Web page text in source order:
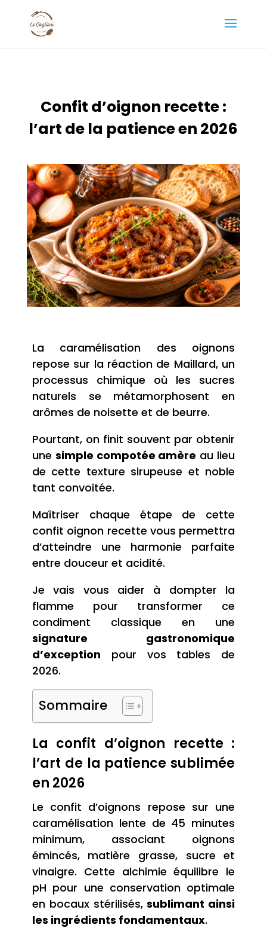
Confit d’oignon recette :
l’art de la patience en 2026
La caramélisation des oignons
repose sur la réaction de Maillard, un
processus chimique où les sucres
naturels se métamorphosent en
arômes de noisette et de beurre.
Pourtant, on finit souvent par obtenir
une simple compotée amère au lieu
de cette texture sirupeuse et noble
tant convoitée.
Maîtriser chaque étape de cette
confit oignon recette vous permettra
d’atteindre une harmonie parfaite
entre douceur et acidité.
Je vais vous aider à dompter la
flamme pour transformer ce
condiment classique en une
signature gastronomique
d’exception pour vos tables de
2026.
Sommaire
La confit d’oignon recette :
l’art de la patience sublimée
en 2026
Le confit d’oignons repose sur une
caramélisation lente de 45 minutes
minimum, associant oignons
émincés, matière grasse, sucre et
vinaigre. Cette alchimie équilibre le
pH pour une conservation optimale
en bocaux stérilisés,sublimant ainsi
les ingrédients fondamentaux.